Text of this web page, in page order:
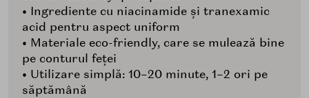
• Ingrediente cu niacinamide și tranexamic
acid pentru aspect uniform
• Materiale eco-friendly, care se mulează bine
pe conturul feței
• Utilizare simplă: 10–20 minute, 1–2 ori pe
săptămână